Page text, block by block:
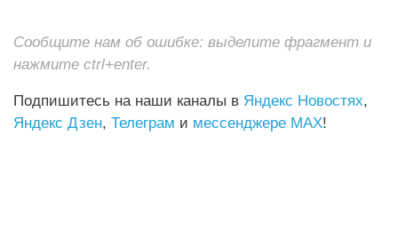
Сообщите нам об ошибке: выделите фрагмент и
нажмите ctrl+enter.
Подпишитесь на наши каналы в Яндекс Новостях,
Яндекс Дзен, Телеграм и мессенджере MAX!